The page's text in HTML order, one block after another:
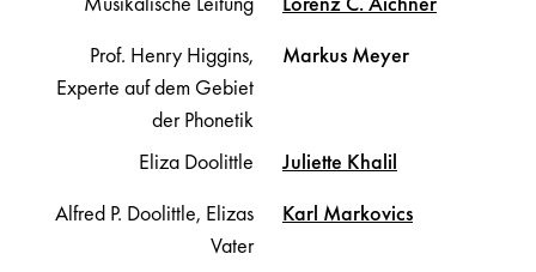
Prof. Henry Higgins,
Experte auf dem Gebiet
der Phonetik
Markus Meyer
Eliza Doolittle Juliette Khalil
Alfred P. Doolittle, Elizas
Vater
Karl Markovics